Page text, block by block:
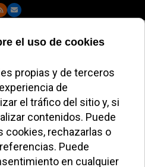
boletín
de hoy
26 de